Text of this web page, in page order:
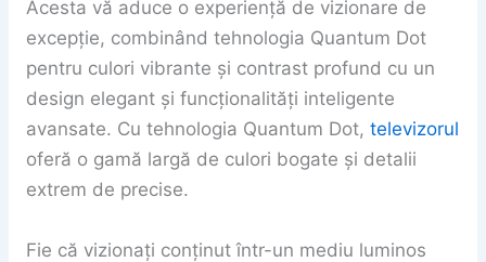
Acesta vă aduce o experiență de vizionare de
excepție, combinând tehnologia Quantum Dot
pentru culori vibrante și contrast profund cu un
design elegant și funcționalități inteligente
avansate. Cu tehnologia Quantum Dot, televizorul
oferă o gamă largă de culori bogate și detalii
extrem de precise.
Fie că vizionați conținut într-un mediu luminos